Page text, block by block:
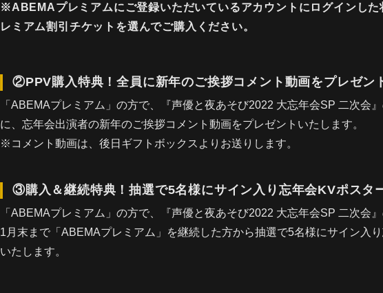
※ABEMAプレミアムにご登録いただいているアカウントにログインし
レミアム割引チケットを選んでご購入ください。
②PPV購入特典！全員に新年のご挨拶コメント動画をプレゼン
「ABEMAプレミアム」の方で、『声優と夜あそび2022 大忘年会SP 二次会
に、忘年会出演者の新年のご挨拶コメント動画をプレゼントいたします。
※コメント動画は、後日ギフトボックスよりお送りします。
③購入＆継続特典！抽選で5名様にサイン入り忘年会KVポスタ
「ABEMAプレミアム」の方で、『声優と夜あそび2022 大忘年会SP 二次会
1月末まで「ABEMAプレミアム」を継続した方から抽選で5名様にサイン入
いたします。